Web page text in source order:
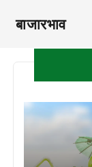
बाजारभाव